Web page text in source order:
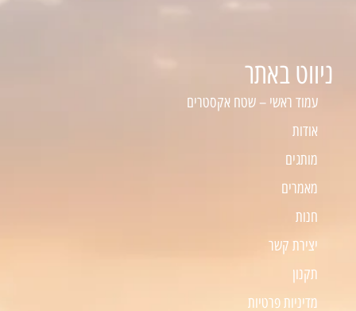
ניווט באתר
עמוד ראשי – שטח אקסטרים
אודות
מותגים
מאמרים
חנות
יצירת קשר
תקנון
מדיניות פרטיות